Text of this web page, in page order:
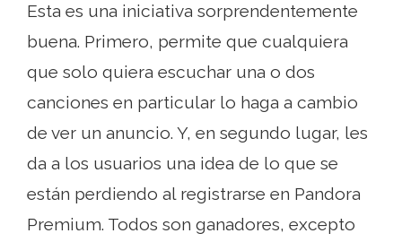
Esta es una iniciativa sorprendentemente
buena. Primero, permite que cualquiera
que solo quiera escuchar una o dos
canciones en particular lo haga a cambio
de ver un anuncio. Y, en segundo lugar, les
da a los usuarios una idea de lo que se
están perdiendo al registrarse en Pandora
Premium. Todos son ganadores, excepto